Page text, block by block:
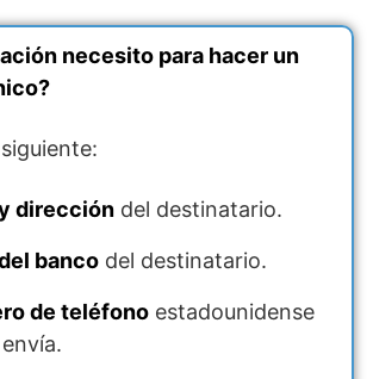
necesito para hacer un
dirección del destinatario.
banco del destinatario.
de teléfono estadounidense